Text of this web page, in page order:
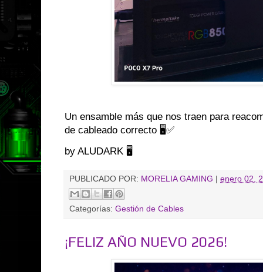
Un ensamble más que nos traen para
de cableado correcto 🖥️✅
by ALUDARK 🖥️
PUBLICADO POR: MORELIA GAMING enero 02,
Categorías: Gestión de Cables
¡FELIZ AÑO NUEVO 2026!